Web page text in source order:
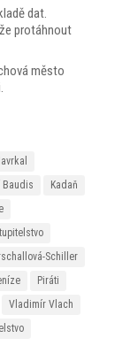
dat.
protáhnout
město
Kadaň
Schiller
Piráti
Vladimír Vlach